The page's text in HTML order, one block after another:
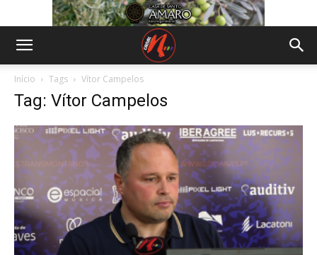
Início Tags Vítor Campelos
Tag: Vítor Campelos